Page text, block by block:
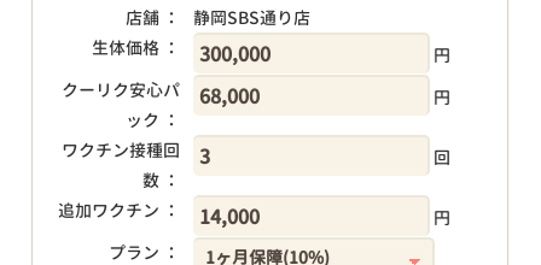
店舗 ：
静岡SBS通り店
生体価格 ：
円
クーリク安心パ
ック ：
円
ワクチン接種回
数 ：
回
追加ワクチン ：
円
プラン ：